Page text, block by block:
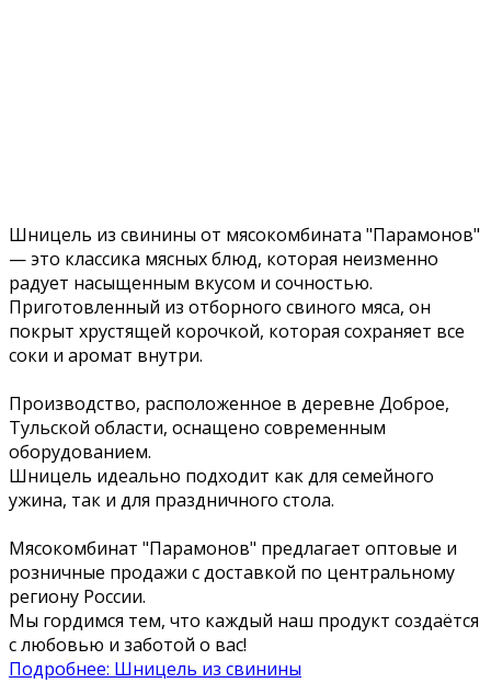
Шницель из свинины от мясокомбината "Парамонов"
— это классика мясных блюд, которая неизменно
радует насыщенным вкусом и сочностью.
Приготовленный из отборного свиного мяса, он
покрыт хрустящей корочкой, которая сохраняет все
соки и аромат внутри.
Производство, расположенное в деревне Доброе,
Тульской области, оснащено современным
оборудованием.
Шницель идеально подходит как для семейного
ужина, так и для праздничного стола.
Мясокомбинат "Парамонов" предлагает оптовые и
розничные продажи с доставкой по центральному
региону России.
Мы гордимся тем, что каждый наш продукт создаётся
с любовью и заботой о вас!
Подробнее: Шницель из свинины